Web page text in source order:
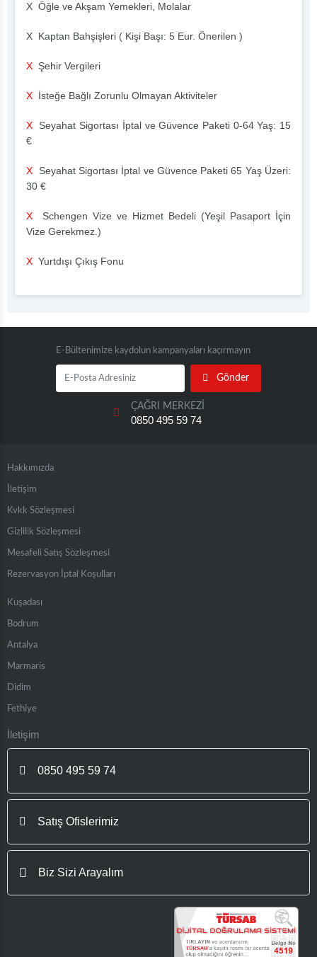
X Öğle ve Akşam Yemekleri, Molalar
X Kaptan Bahşişleri ( Kişi Başı: 5 Eur. Önerilen )
X Şehir Vergileri
X İsteğe Bağlı Zorunlu Olmayan Aktiviteler
X
Seyahat Sigortası İptal ve Güvence Paketi 0-64 Yaş: 15
€
X
Seyahat Sigortası İptal ve Güvence Paketi 65 Yaş Üzeri:
30 €
X Schengen Vize ve Hizmet Bedeli (Yeşil Pasaport İçin
Vize Gerekmez.)
X Yurtdışı Çıkış Fonu
E-Bültenimize kaydolun kampanyaları kaçırmayın
Gönder
ÇAĞRI MERKEZİ
0850 495 59 74
Hakkımızda
İletişim
Kvkk Sözleşmesi
Gizlilik Sözleşmesi
Mesafeli Satış Sözleşmesi
Rezervasyon İptal Koşulları
Kuşadası
Bodrum
Antalya
Marmaris
Didim
Fethiye
İletişim
0850 495 59 74
Satış Ofislerimiz
Biz Sizi Arayalım